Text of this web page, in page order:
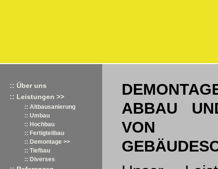
:: Über uns
:: Leistungen >>
:: Altbausanierung
:: Umbau
:: Hochbau
:: Fertigteilbau
:: Demontage >>
:: Tiefbau
:: Diverses
ABBAU
VON